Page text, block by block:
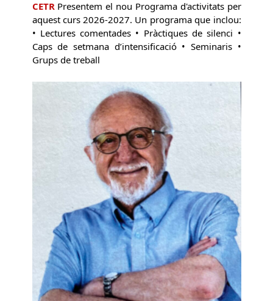
CETR Presentem el nou Programa d'activitats per
aquest curs 2026-2027. Un programa que inclou:
• Lectures comentades • Pràctiques de silenci •
Caps de setmana d’intensificació • Seminaris •
Grups de treball